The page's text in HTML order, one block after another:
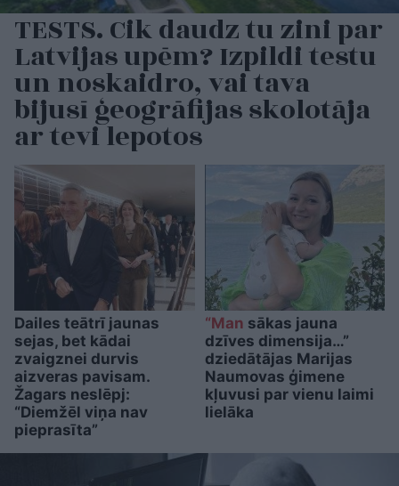
TESTS. Cik daudz tu zini par
Latvijas upēm? Izpildi testu
un noskaidro, vai tava
bijusī ģeogrāfijas skolotāja
ar tevi lepotos
Dailes teātrī jaunas
sejas, bet kādai
zvaigznei durvis
aizveras pavisam.
Žagars neslēpj:
“Diemžēl viņa nav
pieprasīta”
“Man sākas jauna
dzīves dimensija…”
dziedātājas Marijas
Naumovas ģimene
kļuvusi par vienu laimi
lielāka